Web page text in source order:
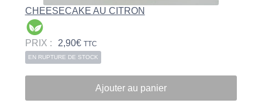
CHEESECAKE AU CITRON
PRIX : 2,90€ TTC
EN RUPTURE DE STOCK
Ajouter au panier